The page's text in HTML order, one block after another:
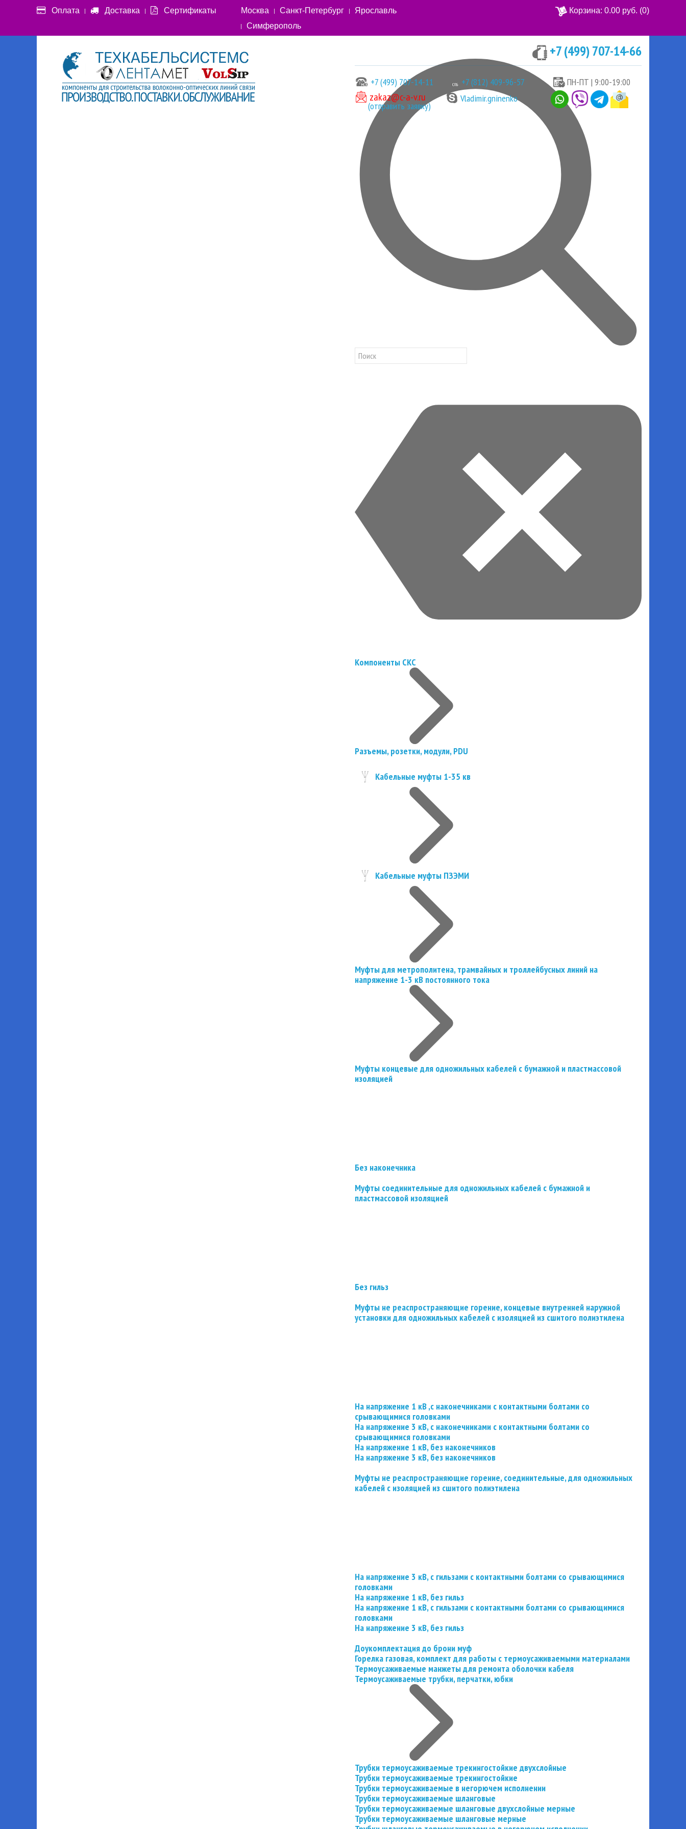
Оплата Доставка Сертификаты Москва Санкт-Петербург
Ярославль
Симферополь
Корзина: 0.00 руб. (0)
+7 (499) 707-14-66
+7 (499) 707-14-11 +7 (812) 409-96-57 ПН-ПТ | 9:00-19:00
zakaz@c-a-v.ru
(отправить заявку)
Vladimir.gninenko
Компоненты СКС
Разъемы, розетки, модули, PDU
Кабельные муфты 1-35 кв
Кабельные муфты ПЗЭМИ
Муфты для метрополитена, трамвайных и троллейбусных линий на
напряжение 1-3 кВ постоянного тока
Муфты концевые для одножильных кабелей с бумажной и пластмассовой
изоляцией
Без наконечника
Муфты соединительные для одножильных кабелей с бумажной и
пластмассовой изоляцией
Без гильз
Муфты не реаспространяющие горение, концевые внутренней наружной
установки для одножильных кабелей с изоляцией из сшитого полиэтилена
На напряжение 1 кВ ,с наконечниками с контактными болтами со
срывающимися головками
На напряжение 3 кВ, с наконечниками с контактными болтами со
срывающимися головками
На напряжение 1 кВ, без наконечников
На напряжение 3 кВ, без наконечников
Муфты не реаспространяющие горение, соединительные, для одножильных
кабелей с изоляцией из сшитого полиэтилена
На напряжение 3 кВ, с гильзами с контактными болтами со срывающимися
головками
На напряжение 1 кВ, без гильз
На напряжение 1 кВ, с гильзами с контактными болтами со срывающимися
головками
На напряжение 3 кВ, без гильз
Доукомплектация до брони муф
Горелка газовая, комплект для работы с термоусаживаемыми материалами
Термоусаживаемые манжеты для ремонта оболочки кабеля
Термоусаживаемые трубки, перчатки, юбки
Трубки термоусаживаемые трекингостойкие двухслойные
Трубки термоусаживаемые трекингостойкие
Трубки термоусаживаемые в негорючем исполнении
Трубки термоусаживаемые шланговые
Трубки термоусаживаемые шланговые двухслойные мерные
Трубки термоусаживаемые шланговые мерные